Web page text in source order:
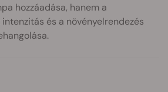
hozzáadása, hanem a
és a növényelrendezés